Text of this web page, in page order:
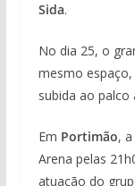
Sida.
No dia 25, o
mesmo espaço,
subida ao palco
Em Portimão,
Arena pelas
atuação do